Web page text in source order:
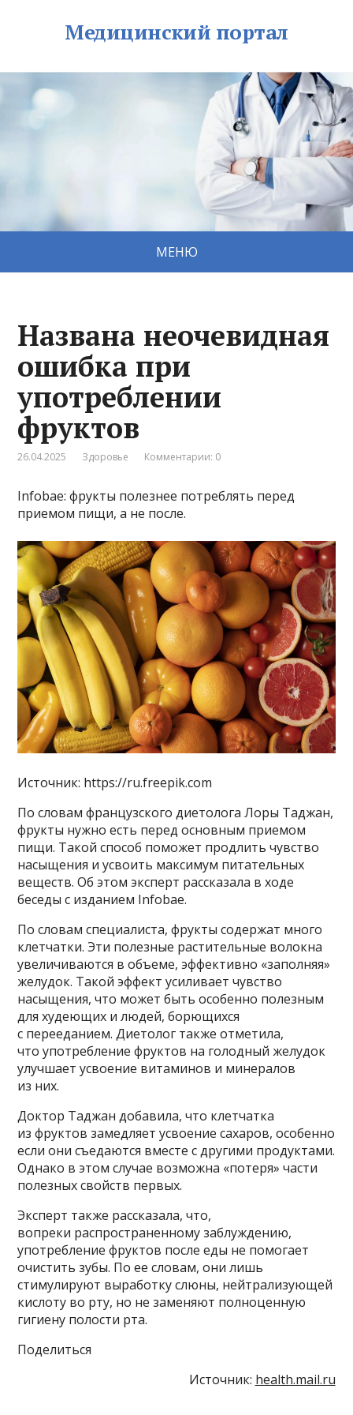
Медицинский портал
МЕНЮ
Названа неочевидная
ошибка при
употреблении
фруктов
26.04.2025 Здоровье Комментарии: 0
Infobae: фрукты полезнее потреблять перед
приемом пищи, а не после.
Источник: https://ru.freepik.com
По словам французского диетолога Лоры Таджан,
фрукты нужно есть перед основным приемом
пищи. Такой способ поможет продлить чувство
насыщения и усвоить максимум питательных
веществ. Об этом эксперт рассказала в ходе
беседы с изданием Infobae.
По словам специалиста, фрукты содержат много
клетчатки. Эти полезные растительные волокна
увеличиваются в объеме, эффективно «заполняя»
желудок. Такой эффект усиливает чувство
насыщения, что может быть особенно полезным
для худеющих и людей, борющихся
с перееданием. Диетолог также отметила,
что употребление фруктов на голодный желудок
улучшает усвоение витаминов и минералов
из них.
Доктор Таджан добавила, что клетчатка
из фруктов замедляет усвоение сахаров, особенно
если они съедаются вместе с другими продуктами.
Однако в этом случае возможна «потеря» части
полезных свойств первых.
Эксперт также рассказала, что,
вопреки распространенному заблуждению,
употребление фруктов после еды не помогает
очистить зубы. По ее словам, они лишь
стимулируют выработку слюны, нейтрализующей
кислоту во рту, но не заменяют полноценную
гигиену полости рта.
Поделиться
Источник: health.mail.ru